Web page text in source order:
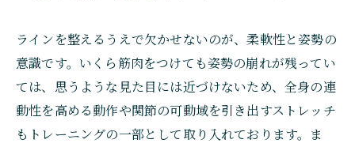
ラインを整えるうえで欠かせないのが、柔軟性と姿勢の
意識です。いくら筋肉をつけても姿勢の崩れが残ってい
ては、思うような見た目には近づけないため、全身の連
動性を高める動作や関節の可動域を引き出すストレッチ
もトレーニングの一部として取り入れております。ま